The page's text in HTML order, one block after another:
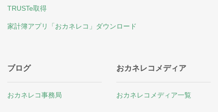
TRUSTe取得
家計簿アプリ「おカネレコ」ダウンロード
ブログ
おカネレコ事務局
おカネレコメディア
おカネレコメディア一覧